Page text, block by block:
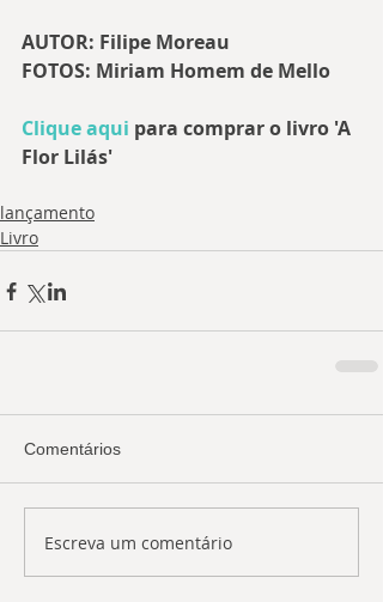
AUTOR: Filipe Moreau
FOTOS: Miriam Homem de Mello
Clique aqui para comprar o livro 'A
Flor Lilás'
lançamento
Livro
Comentários
Escreva um comentário